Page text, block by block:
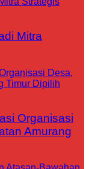
Mitra
Organisasi
Amurang